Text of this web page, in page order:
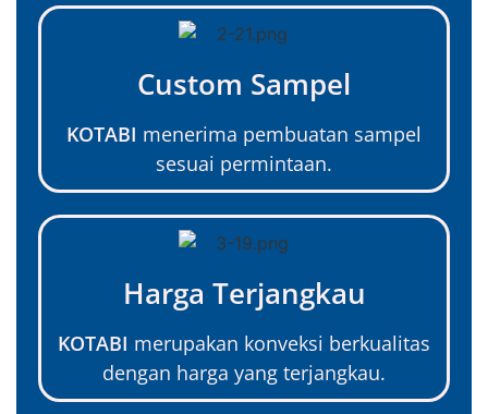
Custom Sampel
KOTABI menerima pembuatan sampel
sesuai permintaan.
Harga Terjangkau
KOTABI merupakan konveksi berkualitas
dengan harga yang terjangkau.